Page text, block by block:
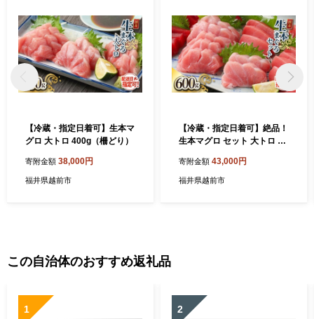
【冷蔵・指定日着可】生本マ
グロ 大トロ 400g（柵どり）
寄附金額 38,000円
福井県越前市
【冷蔵・指定日着可】絶品！
生本マグロ セット 大トロ 20
g （すべて柵どり）
寄附金額 43,000円
福井県越前市
この自治体のおすすめ返礼品
1 2